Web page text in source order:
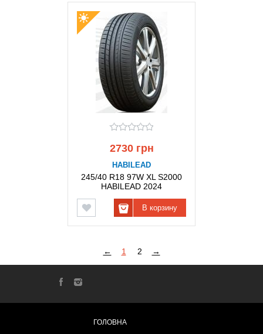
2730 грн
HABILEAD
245/40 R18 97W XL S2000
HABILEAD 2024
В корзину
← 1 2 →
ГОЛОВНА